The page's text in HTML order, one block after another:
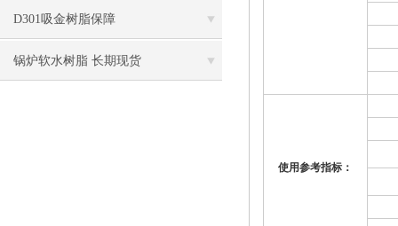
D301吸金树脂保障
锅炉软水树脂 长期现货
使用参考指标：